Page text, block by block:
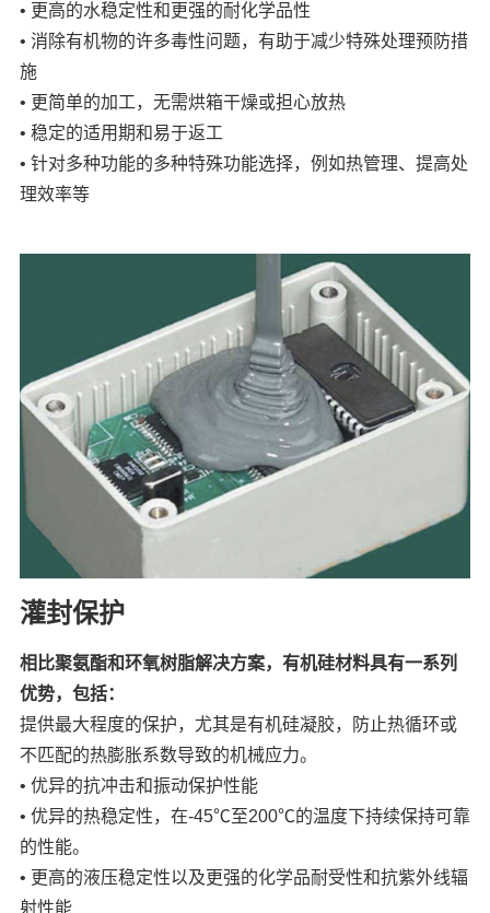
• 更高的水稳定性和更强的耐化学品性
• 消除有机物的许多毒性问题，有助于减少特殊处理预防措
施
• 更简单的加工，无需烘箱干燥或担心放热
• 稳定的适用期和易于返工
• 针对多种功能的多种特殊功能选择，例如热管理、提高处
理效率等
灌封保护
相比聚氨酯和环氧树脂解决方案，有机硅材料具有一系列
优势，包括：
提供最大程度的保护，尤其是有机硅凝胶，防止热循环或
不匹配的热膨胀系数导致的机械应力。
• 优异的抗冲击和振动保护性能
• 优异的热稳定性，在-45℃至200℃的温度下持续保持可靠
的性能。
• 更高的液压稳定性以及更强的化学品耐受性和抗紫外线辐
射性能